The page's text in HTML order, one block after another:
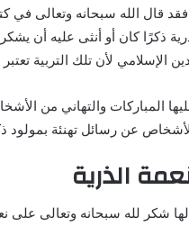
قال الله سبحانه وتعالى في
ذكرًا كان أو أنثى عليه أن
الإسلامي لأن تلك التربية
المباركات والتهاني من
عن رسائل تهنئة
الذرية
شكر لله سبحانه وتعالى على